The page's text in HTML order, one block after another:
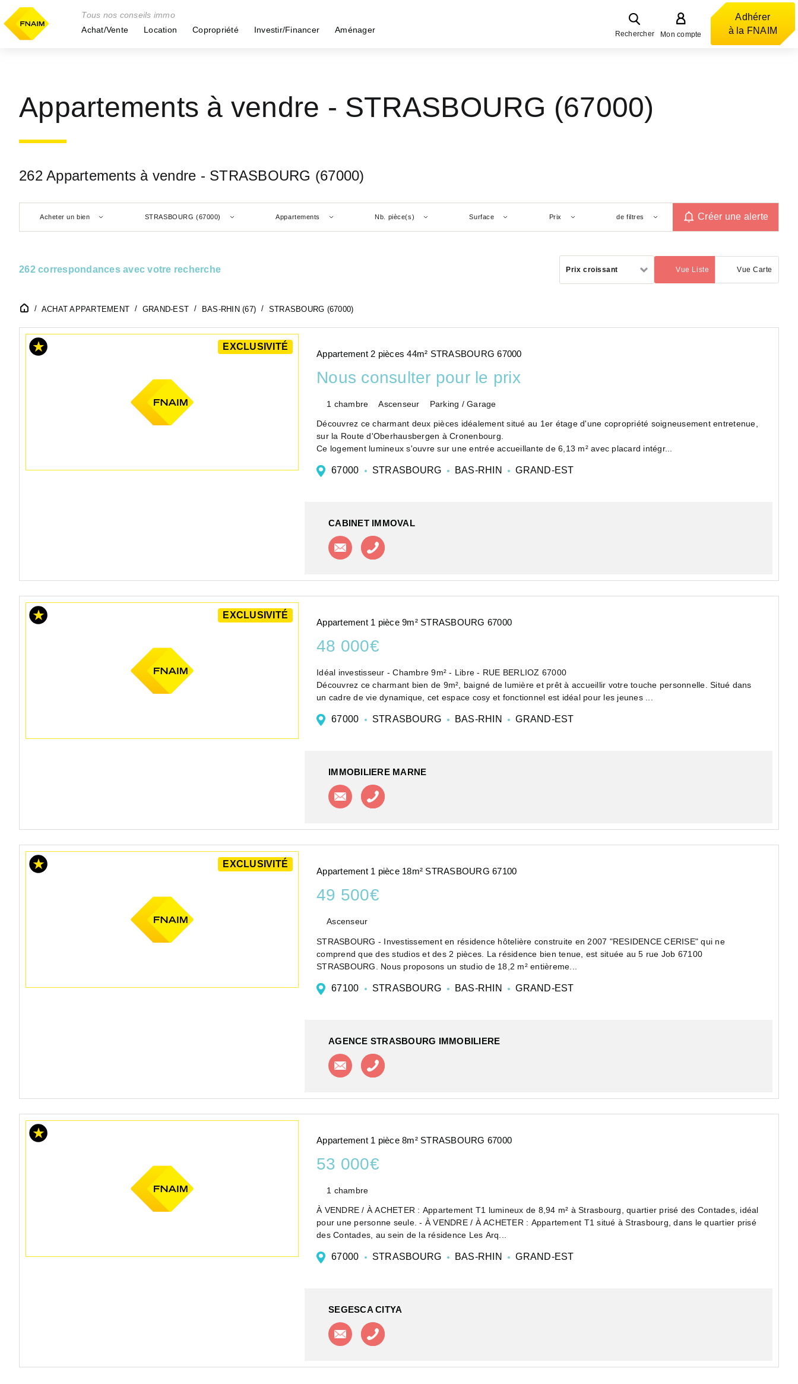
Tous nos conseils immo
Achat/Vente
Location Copropriété Investir/Financer Aménager Rechercher Mon compte
Adhérer
à la FNAIM
Appartements à vendre - STRASBOURG (67000)
262 Appartements à vendre - STRASBOURG (67000)
Acheter un bien STRASBOURG (67000) Appartements Nb. pièce(s) Surface Prix de filtres Créer une alerte
262 correspondances avec votre recherche Prix croissant Vue Liste
(activé) Vue Carte
ACHAT APPARTEMENT GRAND-EST BAS-RHIN (67) STRASBOURG (67000)
EXCLUSIVITÉ
Appartement 2 pièces 44m² STRASBOURG 67000
Nous consulter pour le prix
1 chambre Ascenseur Parking / Garage
Découvrez ce charmant deux pièces idéalement situé au 1er étage d'une copropriété soigneusement entretenue,
sur la Route d'Oberhausbergen à Cronenbourg.
Ce logement lumineux s'ouvre sur une entrée accueillante de 6,13 m² avec placard intégr...
67000 STRASBOURG BAS-RHIN GRAND-EST
CABINET IMMOVAL
Contacter l'agence
EXCLUSIVITÉ
Appartement 1 pièce 9m² STRASBOURG 67000
48 000€
Idéal investisseur - Chambre 9m² - Libre - RUE BERLIOZ 67000
Découvrez ce charmant bien de 9m², baigné de lumière et prêt à accueillir votre touche personnelle. Situé dans
un cadre de vie dynamique, cet espace cosy et fonctionnel est idéal pour les jeunes ...
67000 STRASBOURG BAS-RHIN GRAND-EST
IMMOBILIERE MARNE
Contacter l'agence
EXCLUSIVITÉ
Appartement 1 pièce 18m² STRASBOURG 67100
49 500€
Ascenseur
STRASBOURG - Investissement en résidence hôtelière construite en 2007 "RESIDENCE CERISE" qui ne
comprend que des studios et des 2 pièces. La résidence bien tenue, est située au 5 rue Job 67100
STRASBOURG. Nous proposons un studio de 18,2 m² entièreme...
67100 STRASBOURG BAS-RHIN GRAND-EST
AGENCE STRASBOURG IMMOBILIERE
Contacter l'agence
Appartement 1 pièce 8m² STRASBOURG 67000
53 000€
1 chambre
À VENDRE / À ACHETER : Appartement T1 lumineux de 8,94 m² à Strasbourg, quartier prisé des Contades, idéal
pour une personne seule. - À VENDRE / À ACHETER : Appartement T1 situé à Strasbourg, dans le quartier prisé
des Contades, au sein de la résidence Les Arq...
67000 STRASBOURG BAS-RHIN GRAND-EST
SEGESCA CITYA
Contacter l'agence